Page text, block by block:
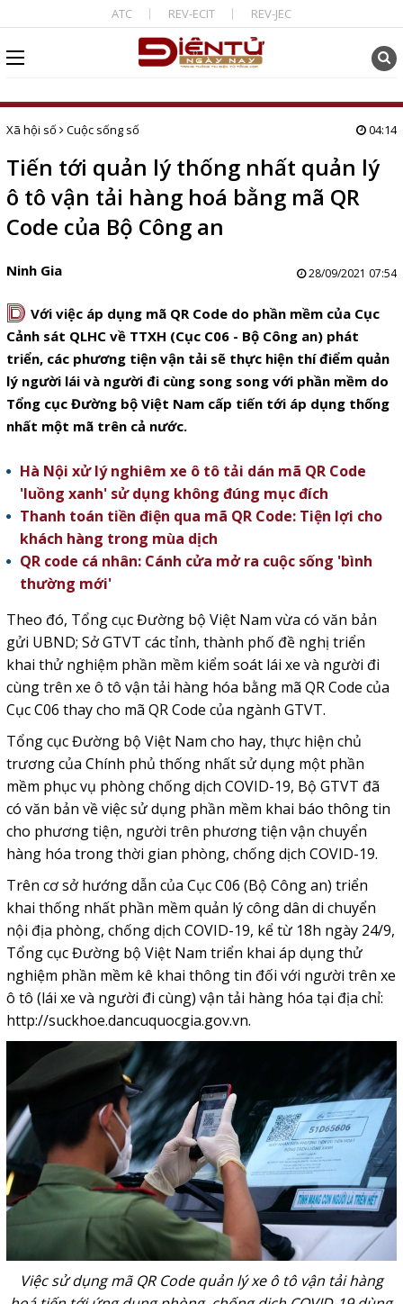
ATC REV-ECIT REV-JEC
Xã hội số Cuộc sống số 04:14
Tiến tới quản lý thống nhất quản lý
ô tô vận tải hàng hoá bằng mã QR
Code của Bộ Công an
Ninh Gia 28/09/2021 07:54
D Với việc áp dụng mã QR Code do phần mềm của Cục
Cảnh sát QLHC về TTXH (Cục C06 - Bộ Công an) phát
triển, các phương tiện vận tải sẽ thực hiện thí điểm quản
lý người lái và người đi cùng song song với phần mềm do
Tổng cục Đường bộ Việt Nam cấp tiến tới áp dụng thống
nhất một mã trên cả nước.
Hà Nội xử lý nghiêm xe ô tô tải dán mã QR Code
'luồng xanh' sử dụng không đúng mục đích
Thanh toán tiền điện qua mã QR Code: Tiện lợi cho
khách hàng trong mùa dịch
QR code cá nhân: Cánh cửa mở ra cuộc sống 'bình
thường mới'
Theo đó, Tổng cục Đường bộ Việt Nam vừa có văn bản
gửi UBND; Sở GTVT các tỉnh, thành phố đề nghị triển
khai thử nghiệm phần mềm kiểm soát lái xe và người đi
cùng trên xe ô tô vận tải hàng hóa bằng mã QR Code của
Cục C06 thay cho mã QR Code của ngành GTVT.
Tổng cục Đường bộ Việt Nam cho hay, thực hiện chủ
trương của Chính phủ thống nhất sử dụng một phần
mềm phục vụ phòng chống dịch COVID-19, Bộ GTVT đã
có văn bản về việc sử dụng phần mềm khai báo thông tin
cho phương tiện, người trên phương tiện vận chuyển
hàng hóa trong thời gian phòng, chống dịch COVID-19.
Trên cơ sở hướng dẫn của Cục C06 (Bộ Công an) triển
khai thống nhất phần mềm quản lý công dân di chuyển
nội địa phòng, chống dịch COVID-19, kể từ 18h ngày 24/9,
Tổng cục Đường bộ Việt Nam triển khai áp dụng thử
nghiệm phần mềm kê khai thông tin đối với người trên xe
ô tô (lái xe và người đi cùng) vận tải hàng hóa tại địa chỉ:
http://suckhoe.dancuquocgia.gov.vn.
Việc sử dụng mã QR Code quản lý xe ô tô vận tải hàng